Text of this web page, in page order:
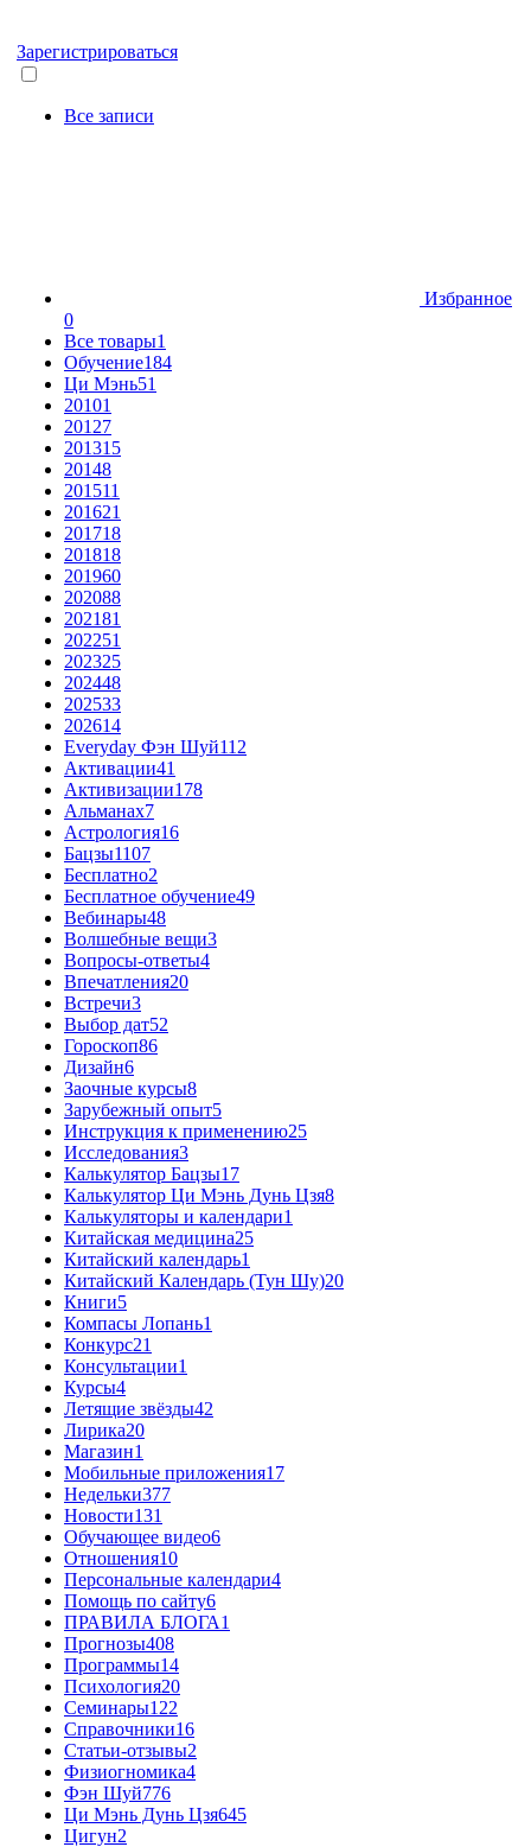
Зарегистрироваться
Все записи
Избранное
0
Все товары1
Обучение184
Ци Мэнь51
20101
20127
201315
20148
201511
201621
201718
201818
201960
202088
202181
202251
202325
202448
202533
202614
Everyday Фэн Шуй112
Активации41
Активизации178
Альманах7
Астрология16
Бацзы1107
Бесплатно2
Бесплатное обучение49
Вебинары48
Волшебные вещи3
Вопросы-ответы4
Впечатления20
Встречи3
Выбор дат52
Гороскоп86
Дизайн6
Заочные курсы8
Зарубежный опыт5
Инструкция к применению25
Исследования3
Калькулятор Бацзы17
Калькулятор Ци Мэнь Дунь Цзя8
Калькуляторы и календари1
Китайская медицина25
Китайский календарь1
Китайский Календарь (Тун Шу)20
Книги5
Компасы Лопань1
Конкурс21
Консультации1
Курсы4
Летящие звёзды42
Лирика20
Магазин1
Мобильные приложения17
Недельки377
Новости131
Обучающее видео6
Отношения10
Персональные календари4
Помощь по сайту6
ПРАВИЛА БЛОГА1
Прогнозы408
Программы14
Психология20
Семинары122
Справочники16
Статьи-отзывы2
Физиогномика4
Фэн Шуй776
Ци Мэнь Дунь Цзя645
Цигун2